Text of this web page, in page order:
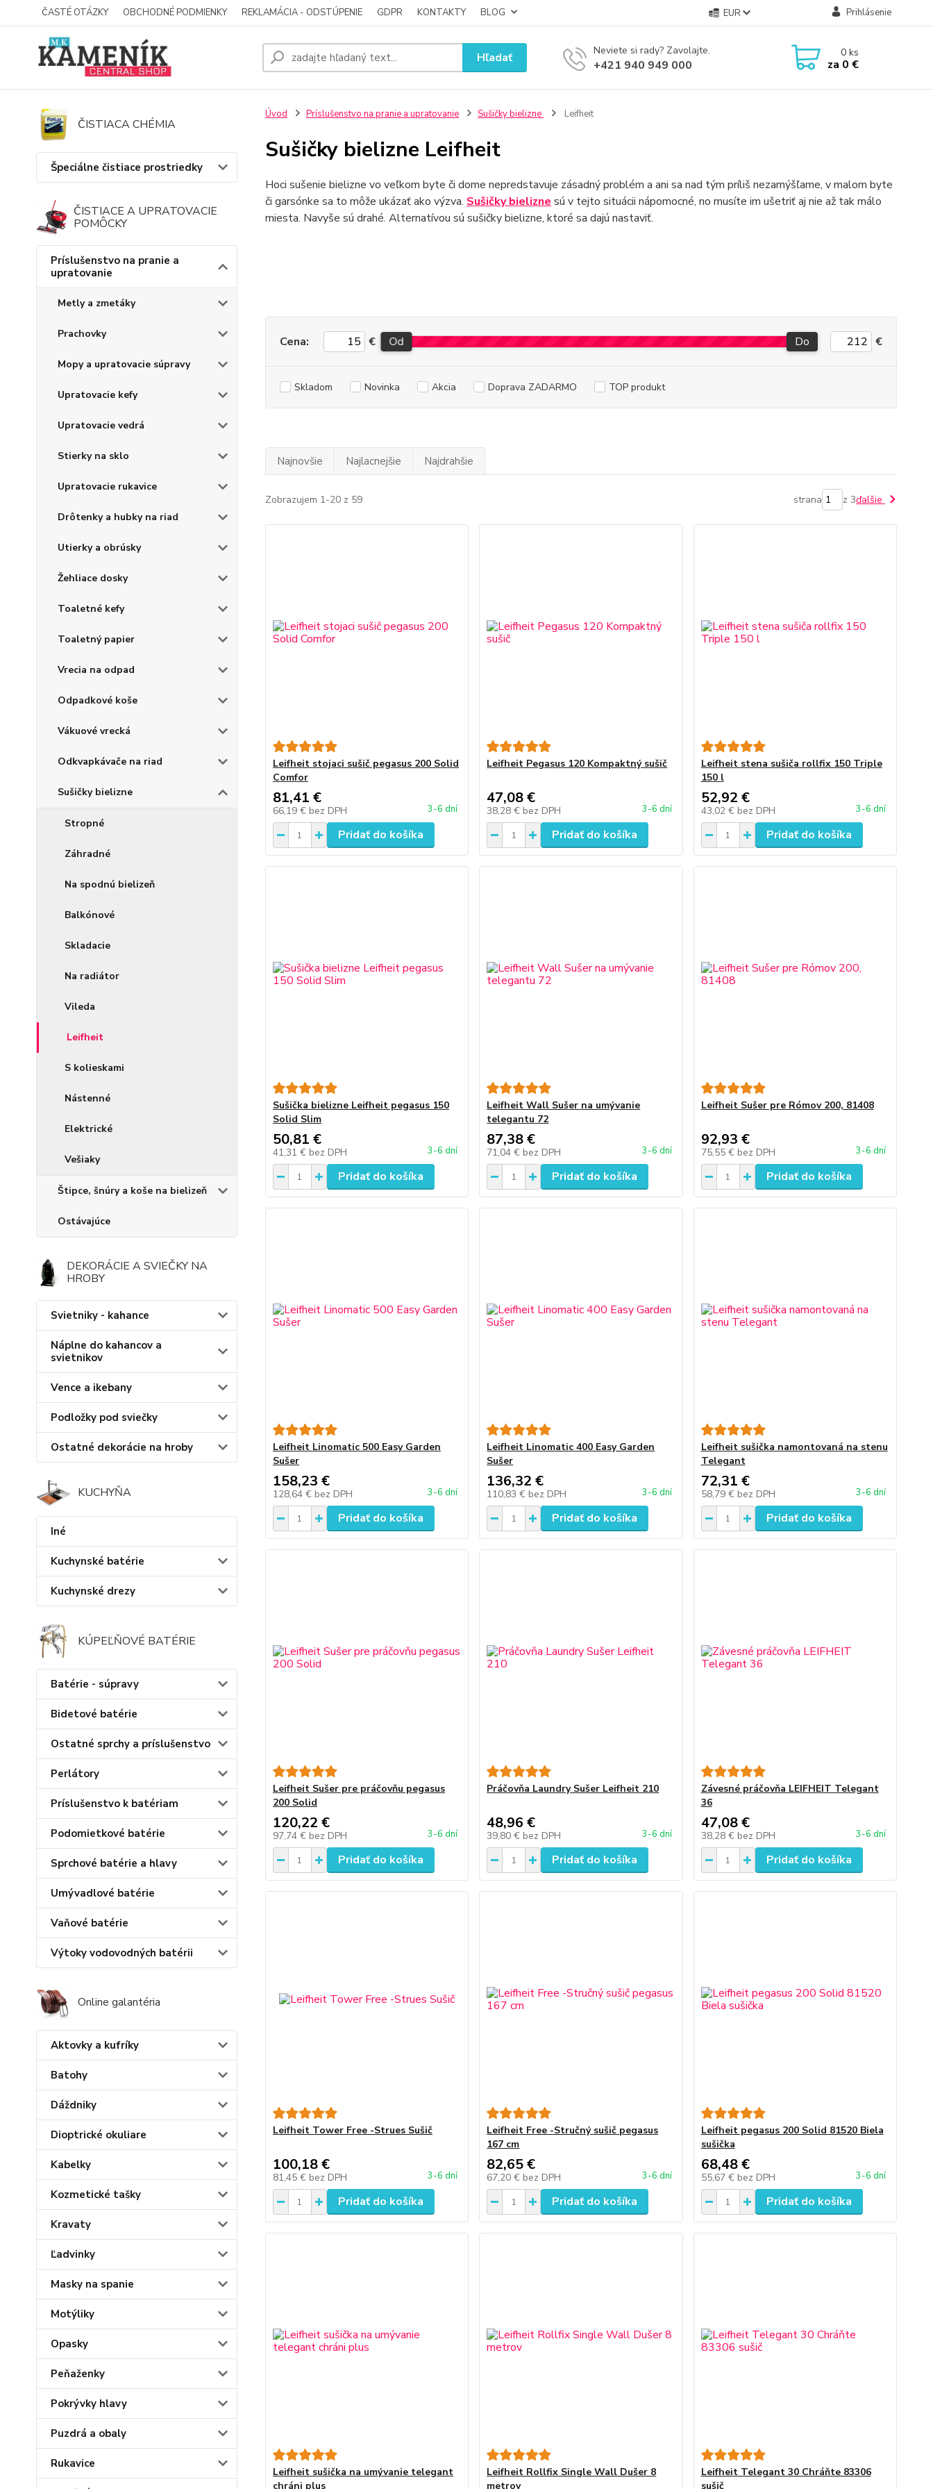
ČASTÉ OTÁZKY OBCHODNÉ PODMIENKY REKLAMÁCIA - ODSTÚPENIE GDPR KONTAKTY BLOG EUR Prihlásenie
Hľadať Neviete si rady? Zavolajte.
+421 940 949 000
0ks
za 0 €
ČISTIACA CHÉMIA
Špeciálne čistiace prostriedky
ČISTIACE A UPRATOVACIE
POMÔCKY
Príslušenstvo na pranie a
upratovanie
Metly a zmetáky
Prachovky
Mopy a upratovacie súpravy
Upratovacie kefy
Upratovacie vedrá
Stierky na sklo
Upratovacie rukavice
Drôtenky a hubky na riad
Utierky a obrúsky
Žehliace dosky
Toaletné kefy
Toaletný papier
Vrecia na odpad
Odpadkové koše
Vákuové vrecká
Odkvapkávače na riad
Sušičky bielizne
Stropné
Záhradné
Na spodnú bielizeň
Balkónové
Skladacie
Na radiátor
Vileda
Leifheit
S kolieskami
Nástenné
Elektrické
Vešiaky
Štipce, šnúry a koše na bielizeň
Ostávajúce
DEKORÁCIE A SVIEČKY NA
HROBY
Svietniky - kahance
Náplne do kahancov a
svietnikov
Vence a ikebany
Podložky pod sviečky
Ostatné dekorácie na hroby
KUCHYŇA
Iné
Kuchynské batérie
Kuchynské drezy
KÚPEĽŇOVÉ BATÉRIE
Batérie - súpravy
Bidetové batérie
Ostatné sprchy a príslušenstvo
Perlátory
Príslušenstvo k batériam
Podomietkové batérie
Sprchové batérie a hlavy
Umývadlové batérie
Vaňové batérie
Výtoky vodovodných batérii
Online galantéria
Aktovky a kufríky
Batohy
Dáždniky
Dioptrické okuliare
Kabelky
Kozmetické tašky
Kravaty
Ľadvinky
Masky na spanie
Motýliky
Opasky
Peňaženky
Pokrývky hlavy
Puzdrá a obaly
Rukavice
Úvod Príslušenstvo na pranie a upratovanie Sušičky bielizne Leifheit
Sušičky bielizne Leifheit
Hoci sušenie bielizne vo veľkom byte či dome nepredstavuje zásadný problém a ani sa nad tým príliš nezamýšľame, v malom byte
či garsónke sa to môže ukázať ako výzva. Sušičky bielizne sú v tejto situácii nápomocné, no musíte im ušetriť aj nie až tak málo
miesta. Navyše sú drahé. Alternatívou sú sušičky bielizne, ktoré sa dajú nastaviť.
Cena: € Od Do €
Skladom Novinka Akcia Doprava ZADARMO TOP produkt
Najnovšie Najlacnejšie Najdrahšie
Zobrazujem 1-20 z 59 strana z 3ďalšie
Leifheit stojaci sušič pegasus 200 Solid
Comfor
81,41 €
66,19 € bez DPH 3-6 dní
Pridať do košíka
Leifheit Pegasus 120 Kompaktný sušič
47,08 €
38,28 € bez DPH 3-6 dní
Pridať do košíka
Leifheit stena sušiča rollfix 150 Triple
150 l
52,92 €
43,02 € bez DPH 3-6 dní
Pridať do košíka
Sušička bielizne Leifheit pegasus 150
Solid Slim
50,81 €
41,31 € bez DPH 3-6 dní
Pridať do košíka
Leifheit Wall Sušer na umývanie
telegantu 72
87,38 €
71,04 € bez DPH 3-6 dní
Pridať do košíka
Leifheit Sušer pre Rómov 200, 81408
92,93 €
75,55 € bez DPH 3-6 dní
Pridať do košíka
Leifheit Linomatic 500 Easy Garden
Sušer
158,23 €
128,64 € bez DPH 3-6 dní
Pridať do košíka
Leifheit Linomatic 400 Easy Garden
Sušer
136,32 €
110,83 € bez DPH 3-6 dní
Pridať do košíka
Leifheit sušička namontovaná na stenu
Telegant
72,31 €
58,79 € bez DPH 3-6 dní
Pridať do košíka
Leifheit Sušer pre práčovňu pegasus
200 Solid
120,22 €
97,74 € bez DPH 3-6 dní
Pridať do košíka
Práčovňa Laundry Sušer Leifheit 210
48,96 €
39,80 € bez DPH 3-6 dní
Pridať do košíka
Závesné práčovňa LEIFHEIT Telegant
36
47,08 €
38,28 € bez DPH 3-6 dní
Pridať do košíka
Leifheit Tower Free -Strues Sušič
100,18 €
81,45 € bez DPH 3-6 dní
Pridať do košíka
Leifheit Free -Stručný sušič pegasus
167 cm
82,65 €
67,20 € bez DPH 3-6 dní
Pridať do košíka
Leifheit pegasus 200 Solid 81520 Biela
sušička
68,48 €
55,67 € bez DPH 3-6 dní
Pridať do košíka
Leifheit sušička na umývanie telegant
chráni plus
Leifheit Rollfix Single Wall Dušer 8
metrov
Leifheit Telegant 30 Chráňte 83306
sušič